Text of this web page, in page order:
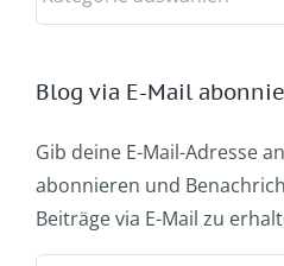
Blog via E-Mail
Gib deine E-Mail-Adresse
abonnieren und
Beiträge via E-Mail zu